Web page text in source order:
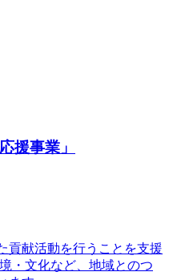
援事業」
貢献活動を行うことを支援
・文化など、地域とのつ